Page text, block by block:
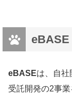
eBASE
eBASEは、自社
受託開発の2事業